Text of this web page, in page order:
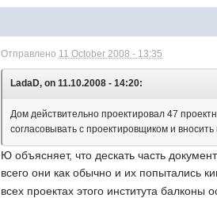
Отправлено 11 October 2008 - 13:35
LadaD, on 11.10.2008 - 14:20:
Дом действительно проектировал 47
согласовывать с проектировщиком и
Ю объясняет, что дескать часть
всего они как обычно и их попытались
всех проектах этого института балконы